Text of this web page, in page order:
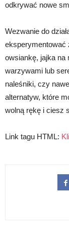
odkrywać nowe
Wezwanie do
eksperymentować
owsiankę, jajka na
warzywami lub
naleśniki, czy
alternatyw, które
wolną rękę i ciesz
Link tagu HTML: